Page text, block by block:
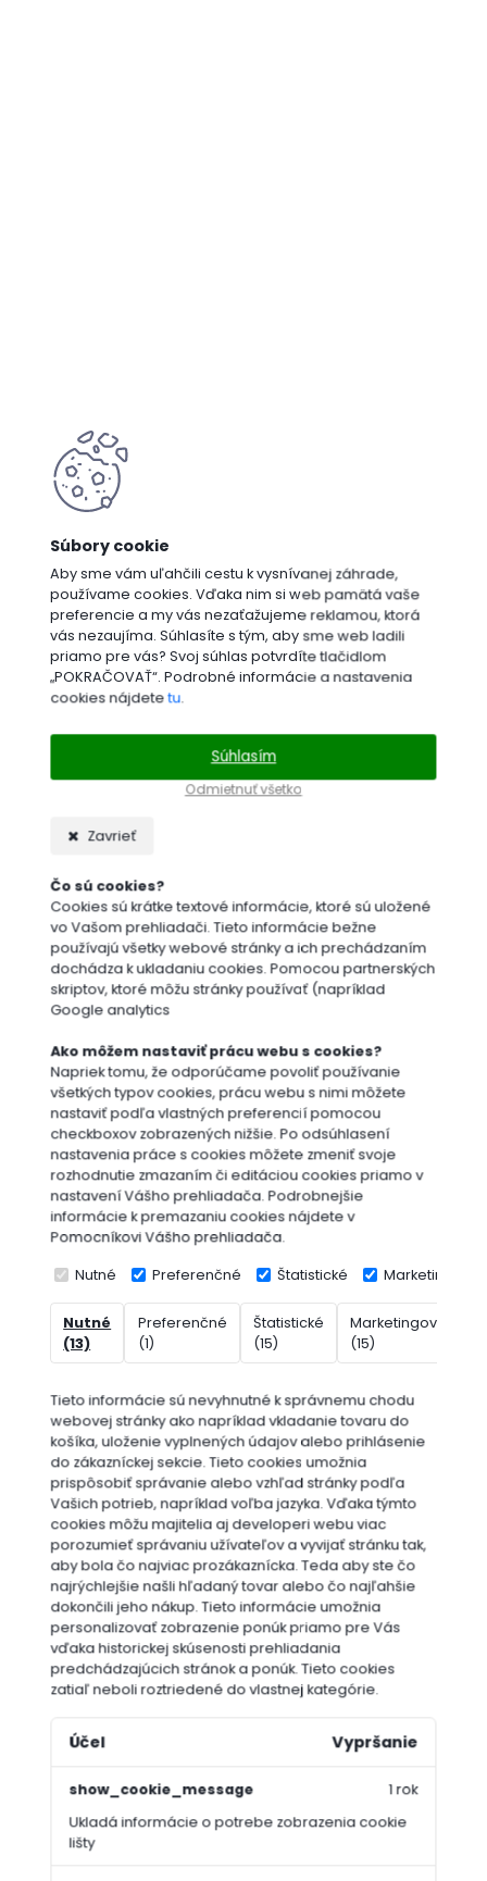
Aby sme vám uľahčili cestu k vysnívanej záhrade,
používame cookies. Vďaka nim si web pamätá vaše
preferencie a my vás nezaťažujeme reklamou, ktorá
vás nezaujíma. Súhlasíte s tým, aby sme web ladili
priamo pre vás? Svoj súhlas potvrdíte tlačidlom
„POKRAČOVAŤ“. Podrobné informácie a nastavenia
cookies nájdetetu.
Odmietnuť všetko
Súhlasím
Zavrieť
Čo sú cookies?
Cookies sú krátke textové informácie, ktoré sú uložené
vo Vašom prehliadači. Tieto informácie bežne
používajú všetky webové stránky a ich prechádzaním
dochádza k ukladaniu cookies. Pomocou partnerských
skriptov, ktoré môžu stránky používať (napríklad
Google analytics
Ako môžem nastaviť prácu webu s cookies?
Napriek tomu, že odporúčame povoliť používanie
všetkých typov cookies, prácu webu s nimi môžete
nastaviť podľa vlastných preferencií pomocou
checkboxov zobrazených nižšie. Po odsúhlasení
nastavenia práce s cookies môžete zmeniť svoje
rozhodnutie zmazaním či editáciou cookies priamo v
nastavení Vášho prehliadača. Podrobnejšie
informácie k premazaniu cookies nájdete v
Pomocníkovi Vášho prehliadača.
Nutné Preferenčné Štatistické Marketingové
Nutné
(13)
Preferenčné
(1)
Štatistické
(15)
Marketingové
(15)
Tieto informácie sú nevyhnutné k správnemu chodu
webovej stránky ako napríklad vkladanie tovaru do
košíka, uloženie vyplnených údajov alebo prihlásenie
do zákazníckej sekcie. Tieto cookies umožnia
prispôsobiť správanie alebo vzhľad stránky podľa
Vašich potrieb, napríklad voľba jazyka. Vďaka týmto
cookies môžu majitelia aj developeri webu viac
porozumieť správaniu užívateľov a vyvijať stránku tak,
aby bola čo najviac prozákaznícka. Teda aby ste čo
najrýchlejšie našli hľadaný tovar alebo čo najľahšie
dokončili jeho nákup. Tieto informácie umožnia
personalizovať zobrazenie ponúk priamo pre Vás
vďaka historickej skúsenosti prehliadania
predchádzajúcich stránok a ponúk. Tieto cookies
zatiaľ neboli roztriedené do vlastnej kategórie.
Účel Vypršanie
show_cookie_message
Ukladá informácie o potrebe zobrazenia cookie
lišty
1 rok